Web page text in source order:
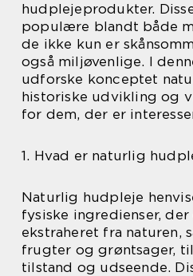
hudplejeprodukter.
populære blandt både
de ikke kun er
også miljøvenlige. I
udforske konceptet
historiske udvikling og
for dem, der er
1. Hvad er naturlig
Naturlig hudpleje
fysiske ingredienser,
ekstraheret fra naturen,
frugter og grøntsager,
tilstand og udseende.